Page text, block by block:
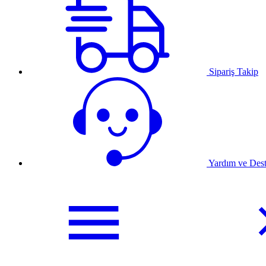
Sipariş Takip
Yardım ve